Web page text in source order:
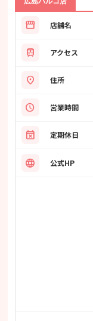
storefront 店舗名
train アクセス
location_on 住所
schedule 営業時間
event_busy 定期休日
language 公式HP